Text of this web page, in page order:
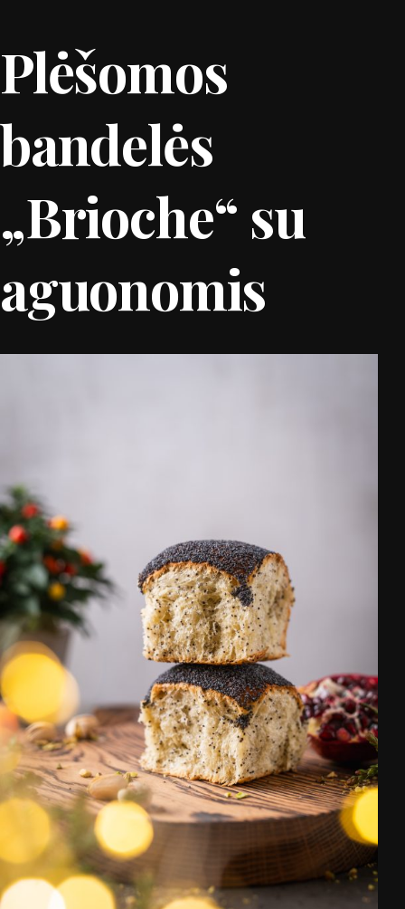
Plėšomos
bandelės
„Brioche“ su
aguonomis